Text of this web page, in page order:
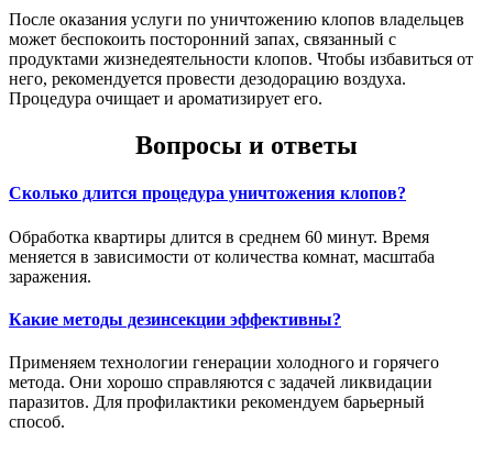
После оказания услуги по уничтожению клопов владельцев
может беспокоить посторонний запах, связанный с
продуктами жизнедеятельности клопов. Чтобы избавиться от
него, рекомендуется провести дезодорацию воздуха.
Процедура очищает и ароматизирует его.
Вопросы и ответы
Сколько длится процедура уничтожения клопов?
Обработка квартиры длится в среднем 60 минут. Время
меняется в зависимости от количества комнат, масштаба
заражения.
Какие методы дезинсекции эффективны?
Применяем технологии генерации холодного и горячего
метода. Они хорошо справляются с задачей ликвидации
паразитов. Для профилактики рекомендуем барьерный
способ.